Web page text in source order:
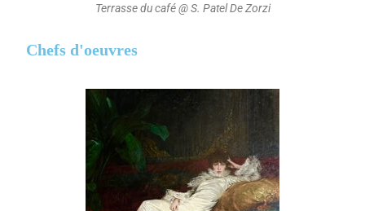
Terrasse du café @ S. Patel De Zorzi
Chefs d'oeuvres